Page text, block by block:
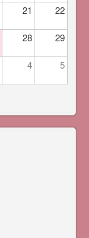
21 22
28 29
4 5